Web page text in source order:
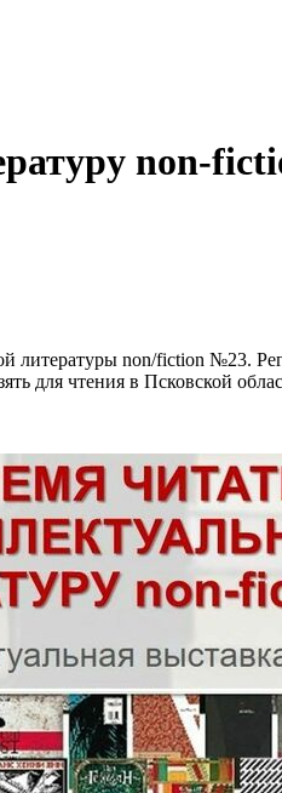
non-
литературы non/fiction №23.
для чтения в Псковской